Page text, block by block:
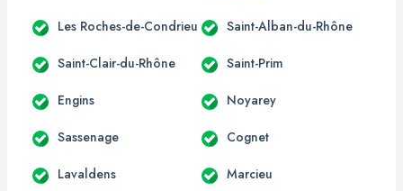
Les Roches-de-Condrieu Saint-Alban-du-Rhône
Saint-Clair-du-Rhône Saint-Prim
Engins Noyarey
Sassenage Cognet
Lavaldens Marcieu